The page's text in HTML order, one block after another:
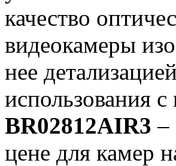
качество
видеокамеры
нее
использования
BR02812AIR3 –
цене для камер